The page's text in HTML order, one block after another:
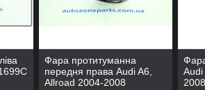
Фара протитуманна
передня права Audi A6,
Allroad 2004-2008